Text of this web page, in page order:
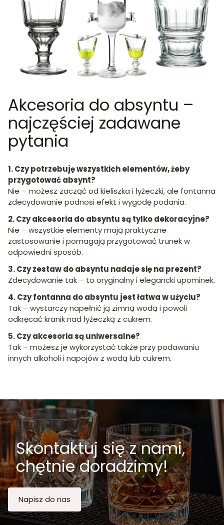
Akcesoria do absyntu –
najczęściej zadawane
pytania
1. Czy potrzebuję wszystkich elementów, żeby
przygotować absynt?
Nie – możesz zacząć od kieliszka i łyżeczki, ale fontanna
zdecydowanie podnosi efekt i wygodę podania.
2. Czy akcesoria do absyntu są tylko dekoracyjne?
Nie – wszystkie elementy mają praktyczne
zastosowanie i pomagają przygotować trunek w
odpowiedni sposób.
3. Czy zestaw do absyntu nadaje się na prezent?
Zdecydowanie tak – to oryginalny i elegancki upominek.
4. Czy fontanna do absyntu jest łatwa w użyciu?
Tak – wystarczy napełnić ją zimną wodą i powoli
odkręcać kranik nad łyżeczką z cukrem.
5. Czy akcesoria są uniwersalne?
Tak – możesz je wykorzystać także przy podawaniu
innych alkoholi i napojów z wodą lub cukrem.
Potrzebujesz pomocy w wyborze sprzętu?
Skontaktuj się z nami,
chętnie doradzimy!
Napisz do nas